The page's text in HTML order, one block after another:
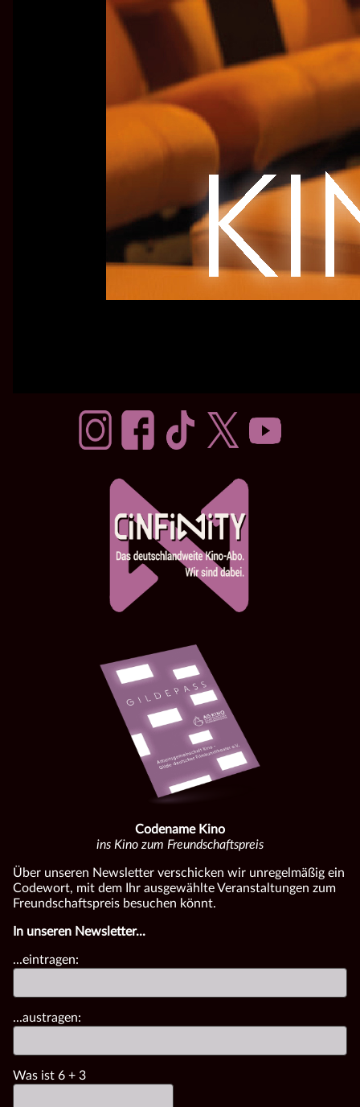
Codename Kino
ins Kino zum Freundschaftspreis
Über unseren Newsletter verschicken wir unregelmäßig ein
Codewort, mit dem Ihr ausgewählte Veranstaltungen zum
Freundschaftspreis besuchen könnt.
In unseren Newsletter...
...eintragen:
...austragen:
Was ist 6 + 3